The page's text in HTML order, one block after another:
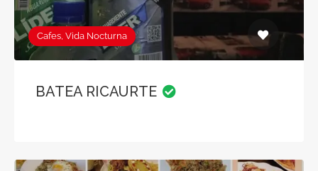
Cafes, Vida Nocturna
BATEA RICAURTE